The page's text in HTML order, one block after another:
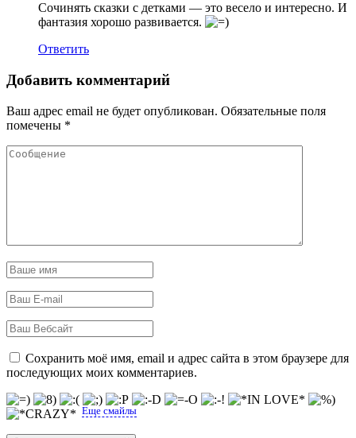
Сочинять сказки с детками — это весело и интересно. И
фантазия хорошо развивается.
Ответить
Добавить комментарий
Ваш адрес email не будет опубликован. Обязательные поля
помечены *
Сохранить моё имя, email и адрес сайта в этом браузере для
последующих моих комментариев.
Еще смайлы